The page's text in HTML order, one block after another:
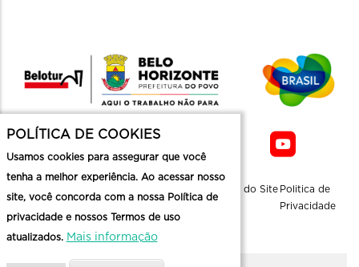
Mapa do Site Politica de
Privacidade
POLÍTICA DE COOKIES
Usamos cookies para assegurar que você
tenha a melhor experiência. Ao acessar nosso
site, você concorda com a nossa Política de
privacidade e nossos Termos de uso
atualizados. Mais informação